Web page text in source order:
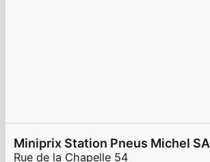
Miniprix Station Pneus Michel SA
Rue de la Chapelle 54